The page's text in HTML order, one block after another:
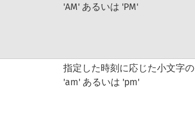
'AM' あるいは 'PM'
指定した時刻に応じた小文字の
'am' あるいは 'pm'